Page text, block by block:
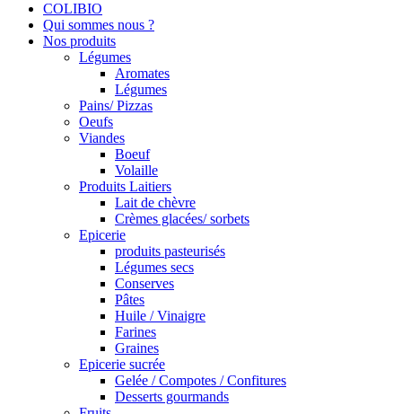
COLIBIO
Qui sommes nous ?
Nos produits
Légumes
Aromates
Légumes
Pains/ Pizzas
Oeufs
Viandes
Boeuf
Volaille
Produits Laitiers
Lait de chèvre
Crèmes glacées/ sorbets
Epicerie
produits pasteurisés
Légumes secs
Conserves
Pâtes
Huile / Vinaigre
Farines
Graines
Epicerie sucrée
Gelée / Compotes / Confitures
Desserts gourmands